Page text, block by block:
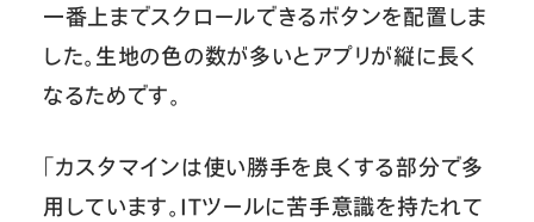
一番上までスクロールできるボタンを配置しま
した。生地の色の数が多いとアプリが縦に長く
なるためです。
「カスタマインは使い勝手を良くする部分で多
用しています。ITツールに苦手意識を持たれて